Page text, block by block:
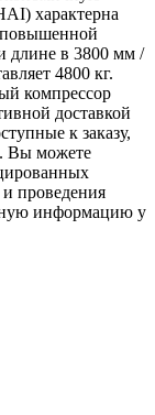
характерна
повышенной
длине в 3800 мм /
4800 кг.
компрессор
доставкой
к заказу,
Вы можете
и проведения
информацию у